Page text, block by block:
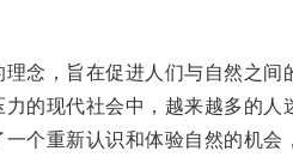
，旨在促进人们与自然之间
现代社会中，越来越多的人
重新认识和体验自然的机会